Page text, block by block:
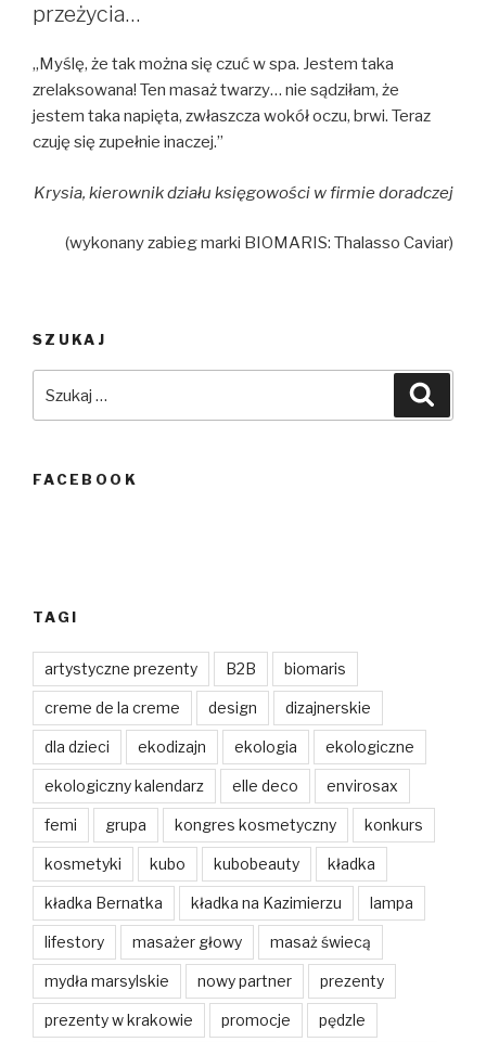
przeżycia…
„Myślę, że tak można się czuć w spa. Jestem taka
zrelaksowana! Ten masaż twarzy… nie sądziłam, że
jestem taka napięta, zwłaszcza wokół oczu, brwi. Teraz
czuję się zupełnie inaczej.”
Krysia, kierownik działu księgowości w firmie doradczej
(wykonany zabieg marki BIOMARIS: Thalasso Caviar)
SZUKAJ
FACEBOOK
TAGI
artystyczne prezenty B2B biomaris
creme de la creme design dizajnerskie
dla dzieci ekodizajn ekologia ekologiczne
ekologiczny kalendarz elle deco envirosax
femi grupa kongres kosmetyczny konkurs
kosmetyki kubo kubobeauty kładka
kładka Bernatka kładka na Kazimierzu lampa
lifestory masażer głowy masaż świecą
mydła marsylskie nowy partner prezenty
prezenty w krakowie promocje pędzle